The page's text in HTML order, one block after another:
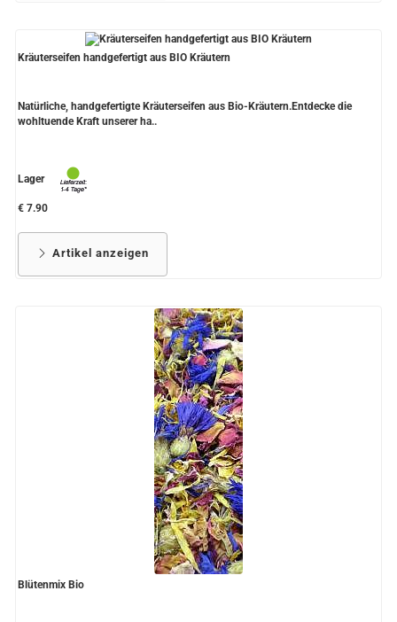
Kräuterseifen handgefertigt aus BIO Kräutern
Natürliche, handgefertigte Kräuterseifen aus Bio-Kräutern.Entdecke die
wohltuende Kraft unserer ha..
Lager
€ 7.90
Artikel anzeigen
Blütenmix Bio